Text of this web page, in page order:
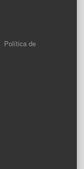
Política de